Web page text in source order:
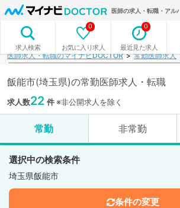
医師の求人・転職・アル
求人検索 お気に入り求人
0
最近見た求人
0
医師求人・転職のマイナビDOCTOR 常勤医師求人
飯能市(埼玉県)の常勤医師求人・転職
求人数22 件※非公開求人を除く
常勤 非常勤
選択中の検索条件
埼玉県飯能市
条件の変更